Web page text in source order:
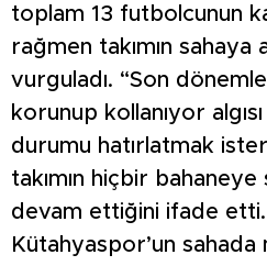
toplam 13 futbolcunun
rağmen takımın sahaya
vurguladı. “Son
korunup kollanıyor
durumu hatırlatmak
takımın hiçbir bahaneye
devam ettiğini ifade etti.
Kütahyaspor’un